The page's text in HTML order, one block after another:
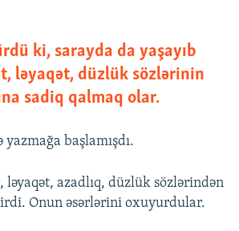
ki, sarayda da yaşayıb
ləyaqət, düzlük sözlərinin
sadiq qalmaq olar.
başlamışdı.
ləyaqət, azadlıq, düzlük sözlərindən
Onun əsərlərini oxuyurdular.